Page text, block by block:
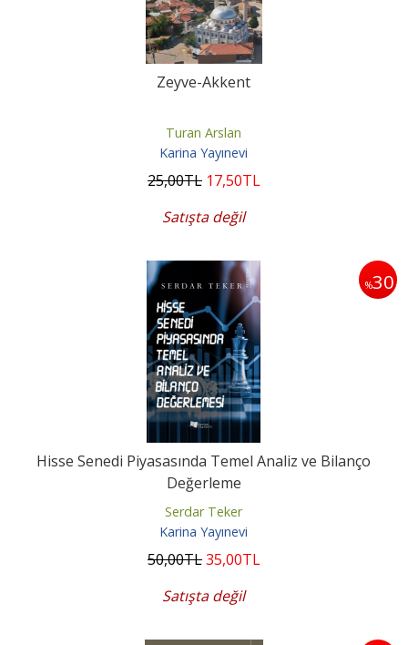
Zeyve-Akkent
Turan Arslan
Karina Yayınevi
25,00TL 17,50TL
Satışta değil
%30
Hisse Senedi Piyasasında Temel Analiz ve Bilanço
Değerleme
Serdar Teker
Karina Yayınevi
50,00TL35,00TL
Satışta değil